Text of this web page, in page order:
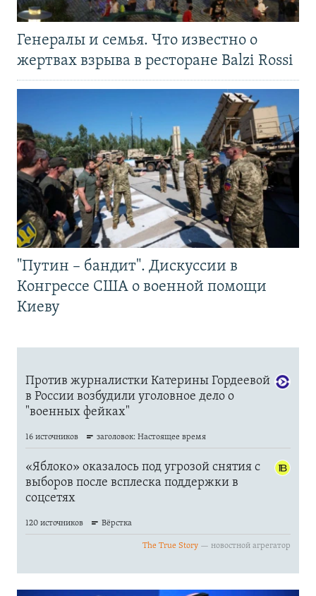
Генералы и семья. Что известно о
жертвах взрыва в ресторане Balzi Rossi
"Путин – бандит". Дискуссии в
Конгрессе США о военной помощи
Киеву